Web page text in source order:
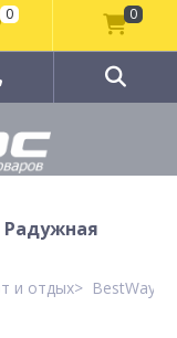
Радужная
и отдых BestWay
0 0